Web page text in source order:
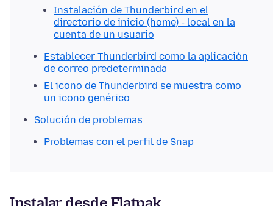
Instalación de Thunderbird en el
directorio de inicio (home) - local en la
cuenta de un usuario
Establecer Thunderbird como la aplicación
de correo predeterminada
El icono de Thunderbird se muestra como
un icono genérico
Solución de problemas
Problemas con el perfil de Snap